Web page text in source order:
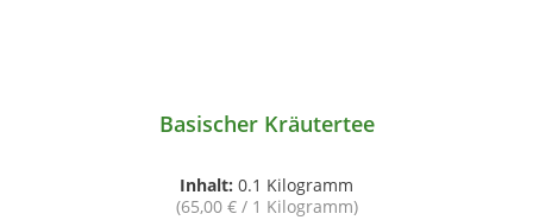
Basischer Kräutertee
Inhalt: 0.1 Kilogramm
(65,00 € / 1 Kilogramm)